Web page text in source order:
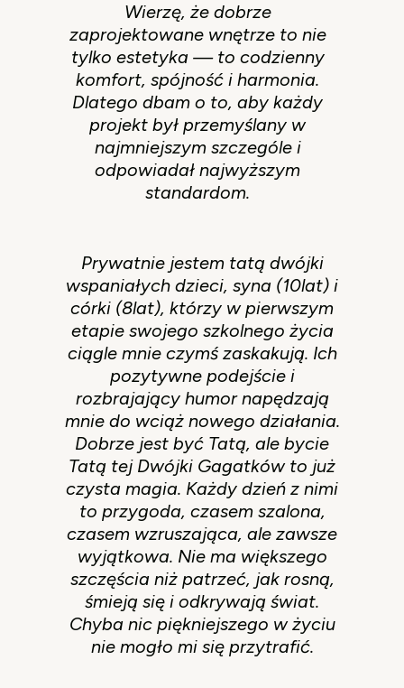
Prywatnie jestem tatą dwójki
wspaniałych dzieci, syna (10lat) i
córki (8lat), którzy w pierwszym
etapie swojego szkolnego życia
ciągle mnie czymś zaskakują. Ich
pozytywne podejście i
rozbrajający humor napędzają
mnie do wciąż nowego działania.
Dobrze jest być Tatą, ale bycie
Tatą tej Dwójki Gagatków to już
czysta magia. Każdy dzień z nimi
to przygoda, czasem szalona,
czasem wzruszająca, ale zawsze
wyjątkowa. Nie ma większego
szczęścia niż patrzeć, jak rosną,
śmieją się i odkrywają świat.
Chyba nic piękniejszego w życiu
nie mogło mi się przytrafić.
Wierzę, że dobrze
zaprojektowane wnętrze to nie
tylko estetyka — to codzienny
komfort, spójność i harmonia.
Dlatego dbam o to, aby każdy
projekt był przemyślany w
najmniejszym szczególe i
odpowiadał najwyższym
standardom.